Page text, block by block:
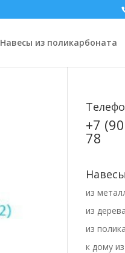
Навесы из поликарбоната
+7
78
Навесы
из
из дерева
из
к дому